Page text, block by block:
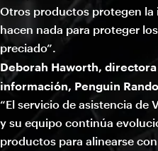
Otros productos protegen
hacen nada para proteger
preciado”.
Deborah Haworth,
información, Penguin
“El servicio de asistencia de
y su equipo continúa
productos para alinearse